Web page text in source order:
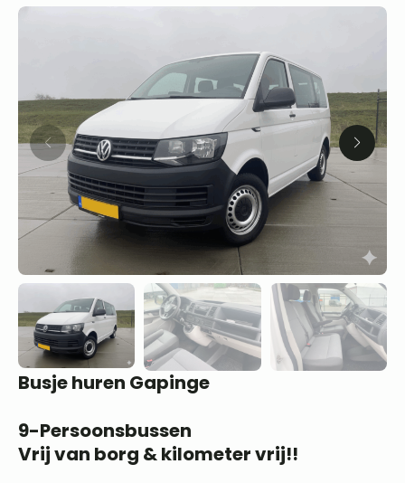
Busje huren Gapinge
9-Persoonsbussen
Vrij van borg & kilometer vrij!!